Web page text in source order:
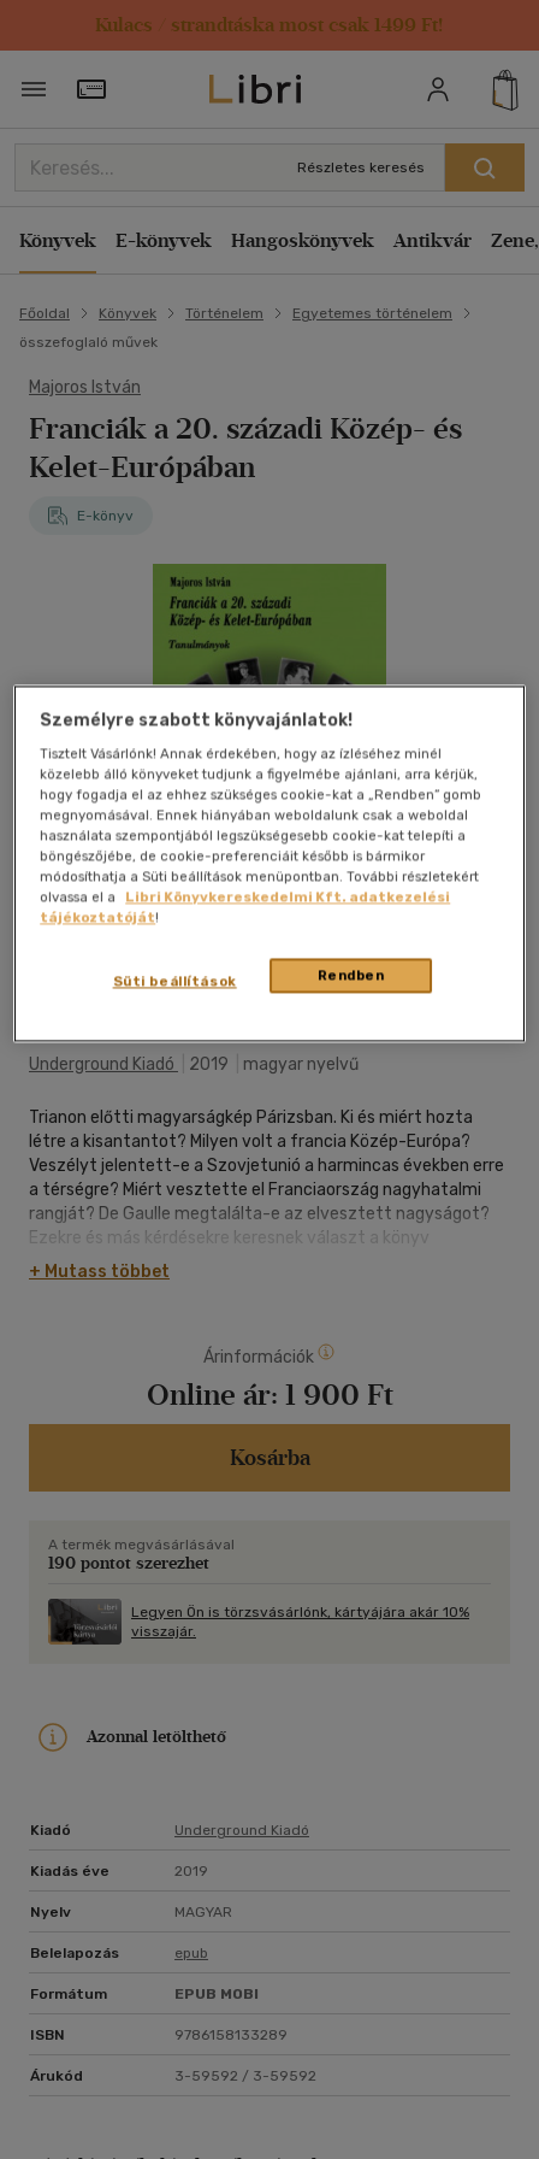
Kulacs / strandtáska most csak 1499 Ft!
Törzsvásárlói Kártya adatai
Részletes keresés
Könyvek E-könyvek Hangoskönyvek Antikvár
Főoldal Könyvek Történelem
Egyetemes történelem
összefoglaló művek
Majoros István
Franciák a 20. századi Közép- és
Kelet-Európában
E-könyv
Kívánságlistához adom
Underground Kiadó 2019 magyar nyelvű
Trianon előtti magyarságkép Párizsban. Ki és miért hozta
létre a kisantantot? Milyen volt a francia Közép-Európa?
Veszélyt jelentett-e a Szovjetunió a harmincas években erre
a térségre? Miért vesztette el Franciaország nagyhatalmi
rangját? De Gaulle megtalálta-e az elvesztett nagyságot?
Ezekre és más kérdésekre keresnek választ a könyv
tanulmányai, bemutatva Franciaország sikerekkel,
kudarcokkal teli politikáját a 20. századi Közép- és Kelet-
+ Mutass többet
Árinformációk
Online ár: 1 900 Ft
Kosárba
A termék megvásárlásával
190 pontot szerezhet
Legyen Ön is törzsvásárlónk, kártyájára akár 10%
visszajár.
Azonnal letölthető
Kiadó Underground Kiadó
Kiadás éve 2019
Nyelv MAGYAR
Belelapozás epub
Formátum EPUB MOBI
ISBN 9786158133289
Árukód 3-59592 / 3-59592
Személyre szabott könyvajánlatok!
Tisztelt Vásárlónk! Annak érdekében, hogy az ízléséhez minél
közelebb álló könyveket tudjunk a figyelmébe ajánlani, arra kérjük,
hogy fogadja el az ehhez szükséges cookie-kat a „Rendben” gomb
megnyomásával. Ennek hiányában weboldalunk csak a weboldal
használata szempontjából legszükségesebb cookie-kat telepíti a
böngészőjébe, de cookie-preferenciáit később is bármikor
módosíthatja a Süti beállítások menüpontban. További részletekért
olvassa el a
Libri Könyvkereskedelmi Kft. adatkezelési
tájékoztatóját!
Rendben
Süti beállítások